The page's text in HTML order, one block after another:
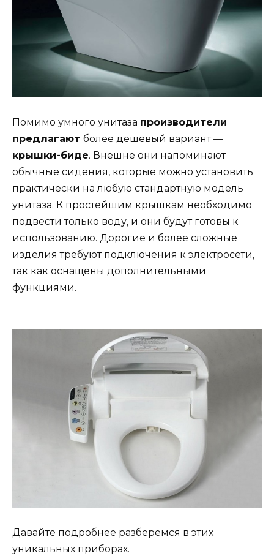
Помимо умного унитаза производители
предлагают более дешевый вариант —
крышки-биде. Внешне они напоминают
обычные сидения, которые можно установить
практически на любую стандартную модель
унитаза. К простейшим крышкам необходимо
подвести только воду, и они будут готовы к
использованию. Дорогие и более сложные
изделия требуют подключения к электросети,
так как оснащены дополнительными
функциями.
Давайте подробнее разберемся в этих
уникальных приборах.